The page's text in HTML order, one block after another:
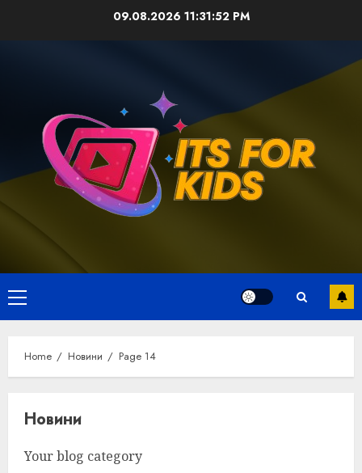
09.08.2026 11:31:53 PM
Primary
Menu
Home Новини Page 14
Новини
Your blog category